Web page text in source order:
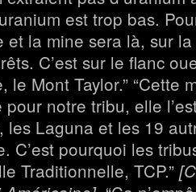
est trop bas.
et la mine sera là, sur
C’est sur le flanc
le Mont Taylor.” “Cette
notre tribu, elle
les Laguna et les 19
C’est pourquoi les
Traditionnelle, TCP.”